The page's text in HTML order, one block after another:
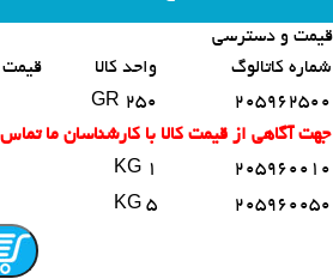
محصولات مشابه
قیمت و دسترسی
شماره کاتالوگ
واحد کالا قیمت
205962500
250 GR
جهت آگاهی از قیمت کالا با کارشناسان ما
205960010
1 KG
205960050
5 KG